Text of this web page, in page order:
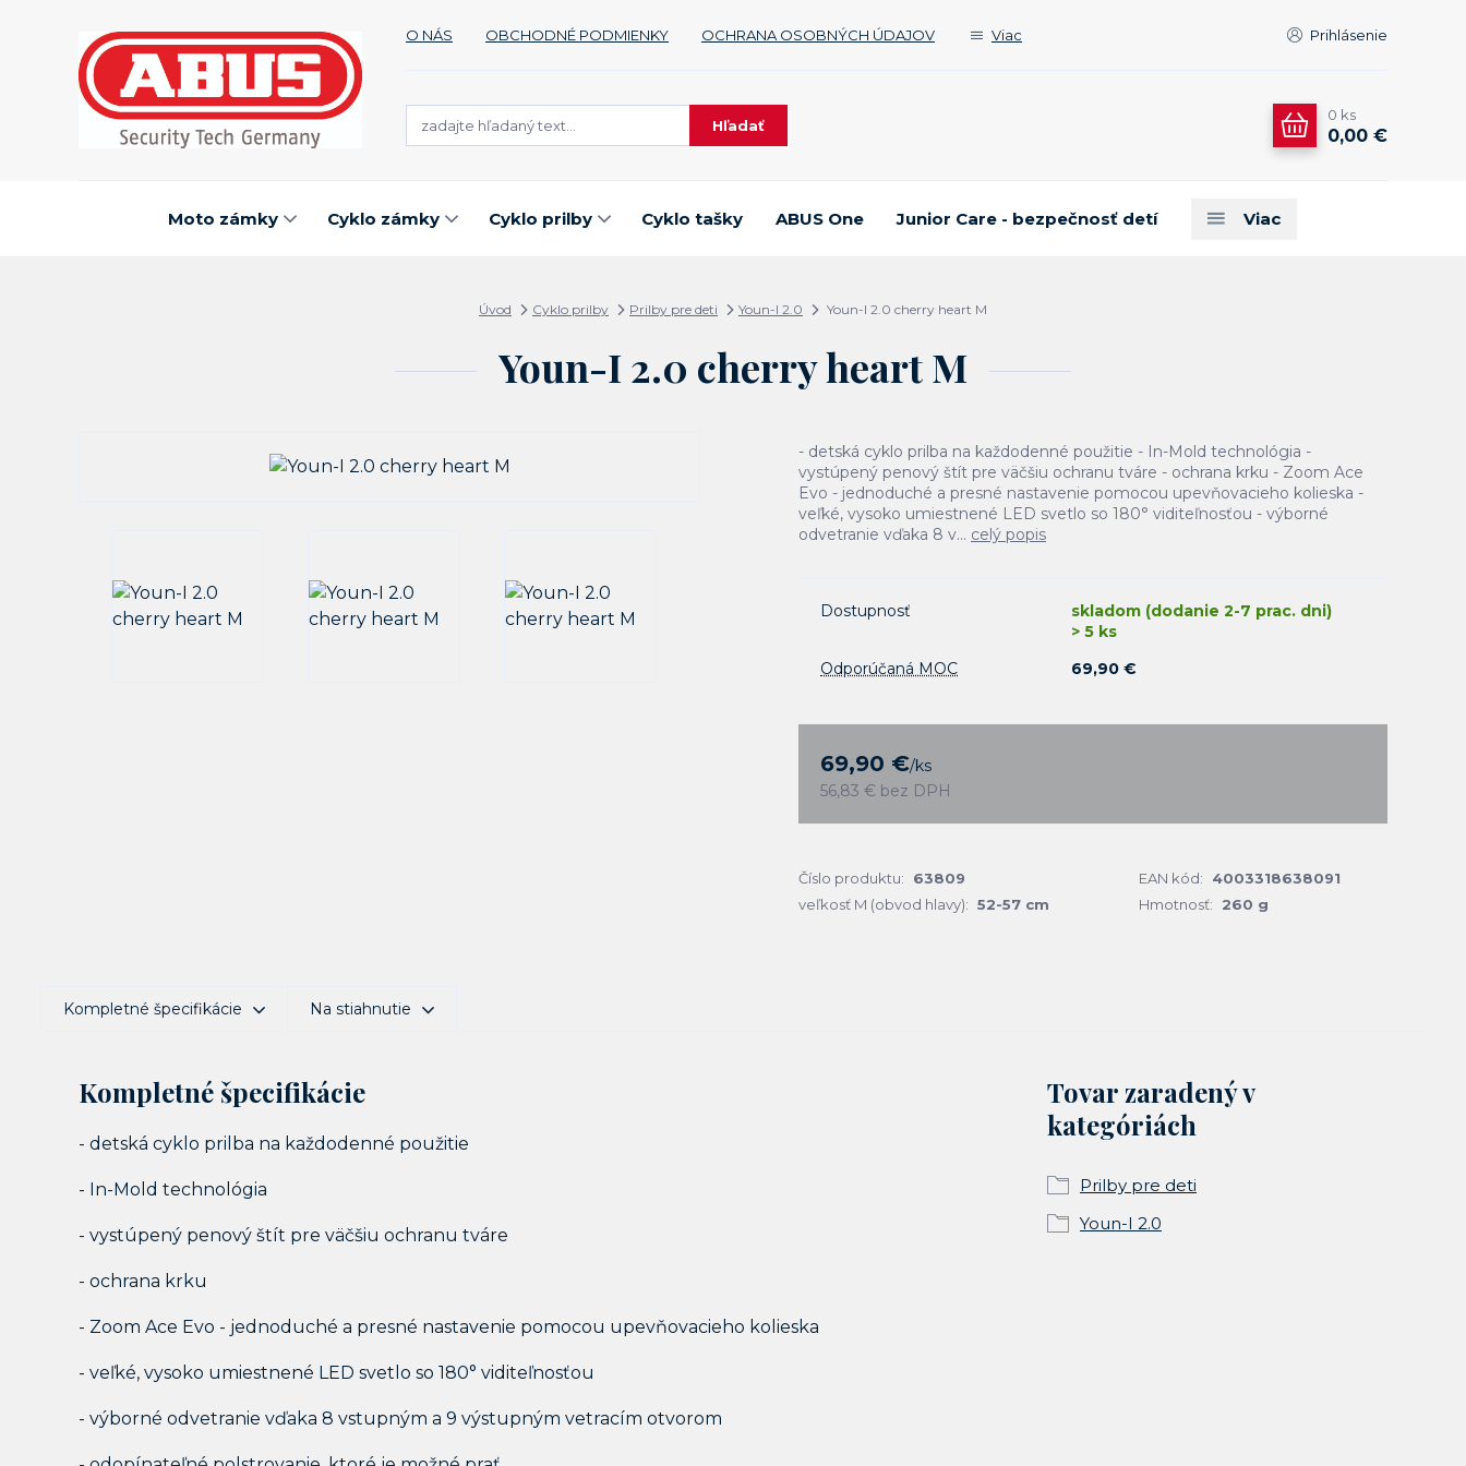
O NÁS OBCHODNÉ PODMIENKY OCHRANA OSOBNÝCH ÚDAJOV Viac Prihlásenie
Hľadať
0 ks
0,00 €
Moto zámky Cyklo zámky Cyklo prilby Cyklo tašky ABUS One Junior Care - bezpečnosť detí Viac
Úvod Cyklo prilby Prilby pre deti Youn-I 2.0 Youn-I 2.0 cherry heart M
Youn-I 2.0 cherry heart M
- detská cyklo prilba na každodenné použitie - In-Mold technológia -
vystúpený penový štít pre väčšiu ochranu tváre - ochrana krku - Zoom Ace
Evo - jednoduché a presné nastavenie pomocou upevňovacieho kolieska -
veľké, vysoko umiestnené LED svetlo so 180° viditeľnosťou - výborné
odvetranie vďaka 8 v... celý popis
Dostupnosť
skladom (dodanie 2-7 prac. dni)
> 5 ks
Odporúčaná MOC
69,90 €
69,90 €/ks
56,83 € bez DPH
Číslo produktu: 63809 EAN kód:
4003318638091
veľkosť M (obvod hlavy): 52-57 cm Hmotnosť: 260 g
Kompletné špecifikácie Na stiahnutie
Kompletné špecifikácie
- detská cyklo prilba na každodenné použitie
- In-Mold technológia
- vystúpený penový štít pre väčšiu ochranu tváre
- ochrana krku
- Zoom Ace Evo - jednoduché a presné nastavenie pomocou upevňovacieho kolieska
- veľké, vysoko umiestnené LED svetlo so 180° viditeľnosťou
- výborné odvetranie vďaka 8 vstupným a 9 výstupným vetracím otvorom
Tovar zaradený v
kategóriách
Prilby pre deti
Youn-I 2.0